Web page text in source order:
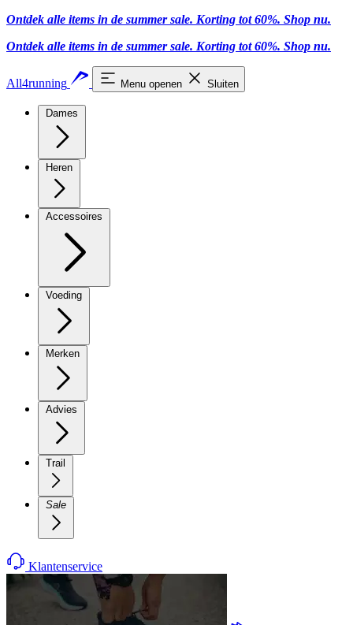
Ontdek alle items in de summer sale. Korting tot 60%. Shop nu.
Ontdek alle items in de summer sale. Korting tot 60%. Shop nu.
All4running Menu openen Sluiten
Dames
Heren
Accessoires
Voeding
Merken
Advies
Trail
Sale
Klantenservice